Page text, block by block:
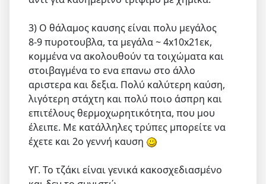
3) Ο θάλαμος καυσης είναι πολυ μεγάλος
8-9 πυροτουβλα, τα μεγάλα ~ 4x10x21εκ,
κομμένα να ακολουθούν τα τοιχώματα και
στοιβαγμένα το ενα επανω στο άλλο
αριστερα και δεξια. Πολύ καλύτερη καύση,
λιγότερη στάχτη και πολύ ποιο άσπρη και
επιτέλους θερμοχωρητικότητα, που μου
έλειπε. Με κατάλληλες τρύπες μπορείτε να
έχετε και 2ο γεννή καυση
ΥΓ. Το τζάκι είναι γενικά κακοσχεδιασμένο